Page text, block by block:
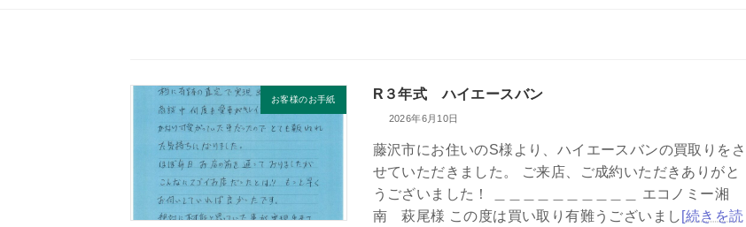
お客様のお手紙 R３年式 ハイエースバン
2026年6月10日
藤沢市にお住いのS様より、ハイエースバンの買取りをさ
せていただきました。 ご来店、ご成約いただきありがと
うございました！ ＿＿＿＿＿＿＿＿＿＿ エコノミー湘
南 萩尾様 この度は買い取り有難うございまし [続きを読